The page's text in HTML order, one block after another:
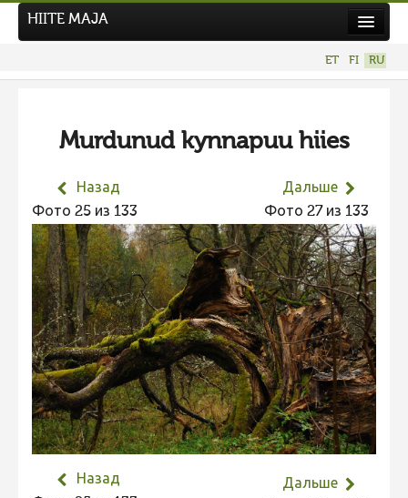
Hiite kuvavõistlus 2026
Фотоконкурс 2025
Не учитываются 2025
Видео 2025
Фотоконкурс 2024
Не учитываются 2024
Видео 2024
Фотоконкурс 2023
Не учитываются 2023
Видео 2023
Фотоконкурс 2022
HIITE MAJA
ET FI RU
Murdunud kynnapuu hiies
Назад
Фото 25 из 133
Дальше
Фото 27 из 133
Назад
Дальше